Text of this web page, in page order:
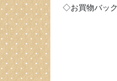
◇お買物バック